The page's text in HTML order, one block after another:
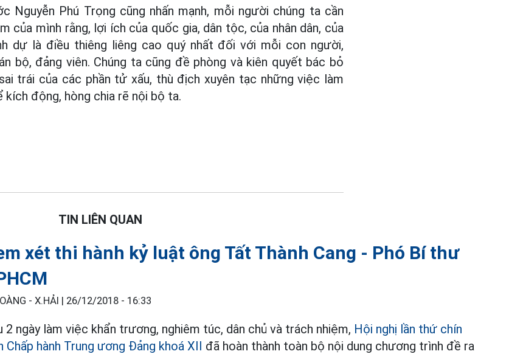
Nguyễn Phú Trọng cũng nhấn mạnh, mỗi người chúng ta cần
của mình rằng, lợi ích của quốc gia, dân tộc, của nhân dân, của
dự là điều thiêng liêng cao quý nhất đối với mỗi con người,
bộ, đảng viên. Chúng ta cũng đề phòng và kiên quyết bác bỏ
trái của các phần tử xấu, thù địch xuyên tạc những việc làm
kích động, hòng chia rẽ nội bộ ta.
TIN LIÊN QUAN
xét thi hành kỷ luật ông Tất Thành Cang - Phó Bí thư
- X.HẢI | 26/12/2018 - 16:33
2 ngày làm việc khẩn trương, nghiêm túc, dân chủ và trách nhiệm, Hội nghị lần thứ chín
Chấp hành Trung ương Đảng khoá XII đã hoàn thành toàn bộ nội dung chương trình đề ra